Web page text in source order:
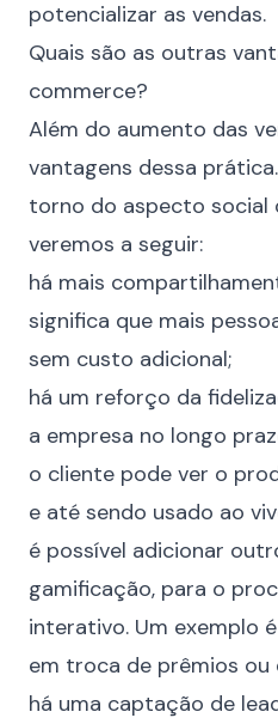
potencializar as vendas.
Quais são as outras
commerce?
Além do aumento das
vantagens dessa
torno do aspecto social
veremos a seguir:
há mais
significa que mais
sem custo adicional;
há um reforço da
a empresa no longo
o cliente pode ver o
e até sendo usado ao
é possível adicionar
gamificação, para o
interativo. Um exemplo
em troca de prêmios ou
há uma captação de